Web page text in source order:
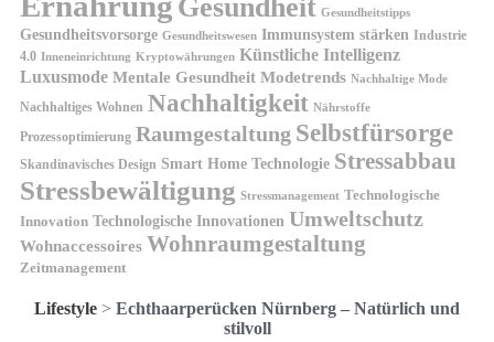
Gesundheit Gesundheitstipps
Gesundheitsvorsorge Gesundheitswesen Immunsystem stärken Industrie
4.0 Inneneinrichtung Kryptowährungen Künstliche Intelligenz
Luxusmode Mentale Gesundheit Modetrends Nachhaltige Mode
Nachhaltiges Wohnen Nachhaltigkeit Nährstoffe
Prozessoptimierung Raumgestaltung Selbstfürsorge
Skandinavisches Design Smart Home Technologie Stressabbau
Stressbewältigung Stressmanagement Technologische
Innovation Technologische Innovationen Umweltschutz
Wohnaccessoires Wohnraumgestaltung
Zeitmanagement
Lifestyle > Echthaarperücken Nürnberg – Natürlich und
stilvoll